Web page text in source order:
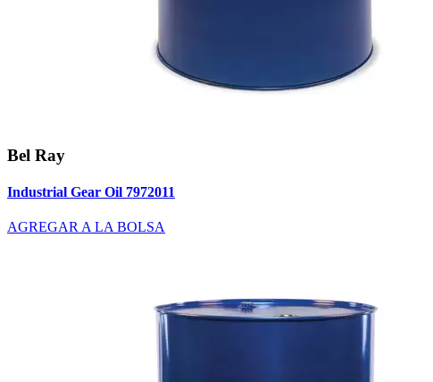
Bel Ray
Industrial Gear Oil 7972011
AGREGAR A LA BOLSA